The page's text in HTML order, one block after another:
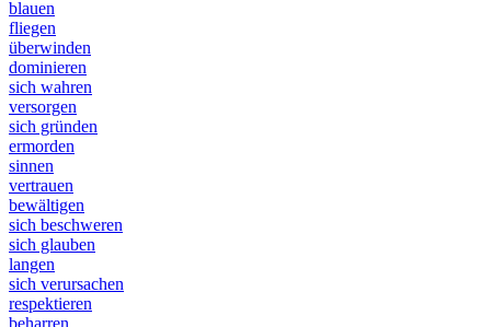
blauen
fliegen
überwinden
dominieren
sich wahren
versorgen
sich gründen
ermorden
sinnen
vertrauen
bewältigen
sich beschweren
sich glauben
langen
sich verursachen
respektieren
beharren